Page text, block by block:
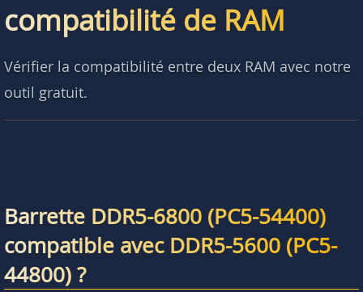
compatibilité de RAM
Vérifier la compatibilité entre deux RAM avec notre
outil gratuit.
Barrette DDR5-6800 (PC5-54400)
compatible avec DDR5-5600 (PC5-
44800) ?